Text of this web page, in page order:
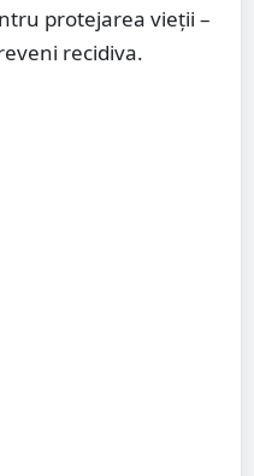
protejarea vieții –
recidiva.